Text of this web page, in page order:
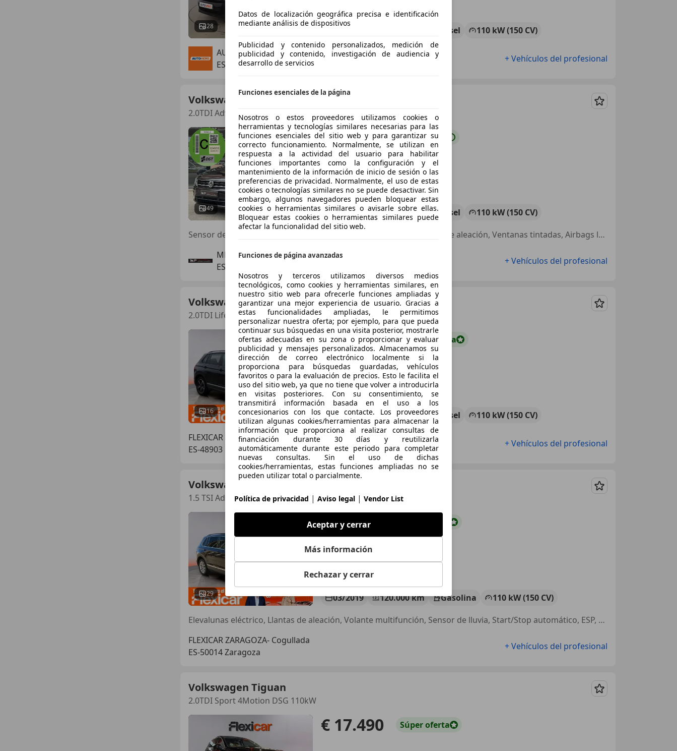
28 Diésel
110 kW (150 CV)
AUTOHERO VALENCIA
ES-46014 Valencia
+ Vehículos del profesional
Volkswagen Tiguan
2.0TDI Advance 110kW (4.75)
Guardar
49
€ 18.990 Precio justo
09/2016 74.000 km Diésel
110 kW (150 CV)
Sensor de lluvia, Elevalunas eléctrico, Volante multifunción, Llantas de aleación, Ventanas tintadas, Airbags laterales, Faros antiniebla, Cierre centralizado
MP AUTOMOCION
ES-08820 EL PRAT DE LLOBREGAT
+ Vehículos del profesional
Volkswagen Tiguan
2.0TDI Life DSG 110kW
Guardar
16
€ 21.4901 Súperoferta
01/2021 68.050 km Diésel
110 kW (150 CV)
FLEXICAR BARAKALDO
ES-48903 BARAKALDO
+ Vehículos del profesional
Volkswagen Tiguan
1.5 TSI Advance 110kW
Guardar
29
€ 15.490
03/2019 120.000 km Gasolina
110 kW (150 CV)
Elevalunas eléctrico, Llantas de aleación, Volante multifunción, Sensor de lluvia, Start/Stop automático, ESP, Ventanas tintadas, Isofix
FLEXICAR ZARAGOZA- Cogullada
ES-50014 Zaragoza
+ Vehículos del profesional
Volkswagen Tiguan
2.0TDI Sport 4Motion DSG 110kW
Guardar
€ 17.490 Súperoferta
Datos de localización geográfica precisa e identificación
mediante análisis de dispositivos
Publicidad y contenido personalizados, medición de
publicidad y contenido, investigación de audiencia y
desarrollo de servicios
Funciones esenciales de la página
Nosotros o estos proveedores utilizamos cookies o
herramientas y tecnologías similares necesarias para las
funciones esenciales del sitio web y para garantizar su
correcto funcionamiento. Normalmente, se utilizan en
respuesta a la actividad del usuario para habilitar
funciones importantes como la configuración y el
mantenimiento de la información de inicio de sesión o las
preferencias de privacidad. Normalmente, el uso de estas
cookies o tecnologías similares no se puede desactivar. Sin
embargo, algunos navegadores pueden bloquear estas
cookies o herramientas similares o avisarle sobre ellas.
Bloquear estas cookies o herramientas similares puede
afectar la funcionalidad del sitio web.
Funciones de página avanzadas
Nosotros y terceros utilizamos diversos medios
tecnológicos, como cookies y herramientas similares, en
nuestro sitio web para ofrecerle funciones ampliadas y
garantizar una mejor experiencia de usuario. Gracias a
estas funcionalidades ampliadas, le permitimos
personalizar nuestra oferta; por ejemplo, para que pueda
continuar sus búsquedas en una visita posterior, mostrarle
ofertas adecuadas en su zona o proporcionar y evaluar
publicidad y mensajes personalizados. Almacenamos su
dirección de correo electrónico localmente si la
proporciona para búsquedas guardadas, vehículos
favoritos o para la evaluación de precios. Esto le facilita el
uso del sitio web, ya que no tiene que volver a introducirla
en visitas posteriores. Con su consentimiento, se
transmitirá información basada en el uso a los
concesionarios con los que contacte. Los proveedores
utilizan algunas cookies/herramientas para almacenar la
información que proporciona al realizar consultas de
financiación durante 30 días y reutilizarla
automáticamente durante este periodo para completar
nuevas consultas. Sin el uso de dichas
cookies/herramientas, estas funciones ampliadas no se
pueden utilizar total o parcialmente.
Política de privacidad | Aviso legal | Vendor List
Aceptar y cerrar
Más información
Rechazar y cerrar